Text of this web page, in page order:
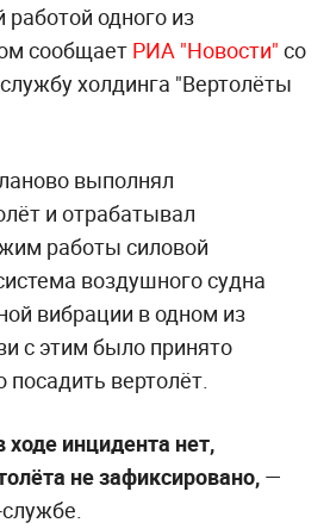
одного из
сообщает РИА "Новости" со
холдинга "Вертолёты
выполнял
и отрабатывал
работы силовой
воздушного судна
вибрации в одном из
с этим было принято
вертолёт.
инцидента нет,
не зафиксировано,—